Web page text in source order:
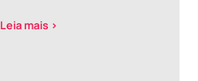
Leia mais >